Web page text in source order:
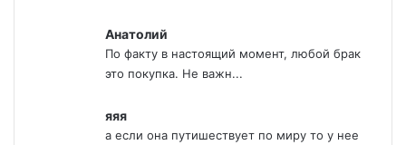
Анатолий
По факту в настоящий момент, любой брак
это покупка. Не важн...
яяя
а если она путишествует по миру то у нее